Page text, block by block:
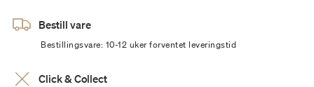
Bestill vare
Bestillingsvare: 10-12 uker forventet leveringstid
Click & Collect